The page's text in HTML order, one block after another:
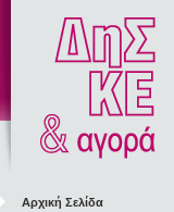
Αρχική Σελίδα